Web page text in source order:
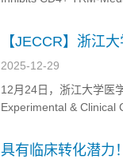
【JECCR】浙江
的诊断和治疗靶点
2025-12-29
12月24日，浙江大学医
Experimental & Clinical
具有临床转化潜力